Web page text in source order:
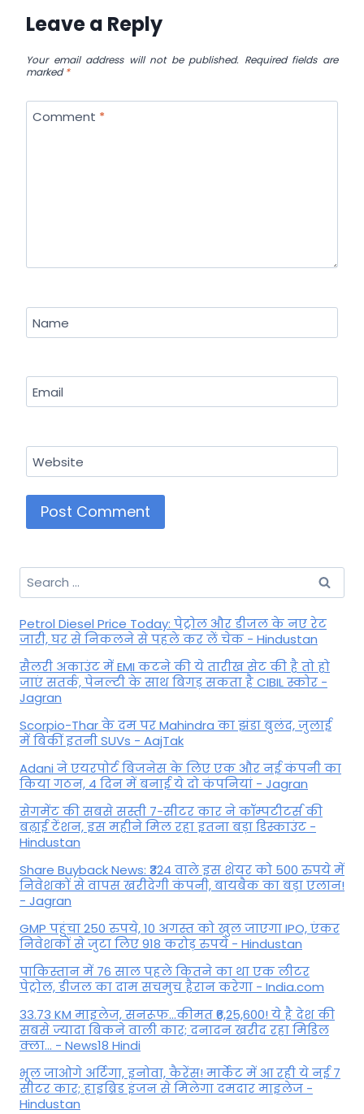
Leave a Reply
Your email address will not be published. Required fields are
marked*
Comment *
Name
Email
Website
Search
for:
Petrol Diesel Price Today: पेट्रोल और डीजल के नए रेट
जारी, घर से निकलने से पहले कर लें चेक - Hindustan
सैलरी अकाउंट में EMI कटने की ये तारीख सेट की है तो हो
जाएं सतर्क, पेनल्टी के साथ बिगड़ सकता है CIBIL स्कोर -
Jagran
Scorpio-Thar के दम पर Mahindra का झंडा बुलंद, जुलाई
में बिकीं इतनी SUVs - AajTak
Adani ने एयरपोर्ट बिजनेस के लिए एक और नई कंपनी का
किया गठन, 4 दिन में बनाई ये दो कंपनियां - Jagran
सेगमेंट की सबसे सस्ती 7-सीटर कार ने कॉम्पटीटर्स की
बढ़ाई टेंशन, इस महीने मिल रहा इतना बड़ा डिस्काउंट -
Hindustan
Share Buyback News: ₹324 वाले इस शेयर को 500 रुपये में
निवेशकों से वापस खरीदेगी कंपनी, बायबैक का बड़ा एलान!
- Jagran
GMP पहुंचा 250 रुपये, 10 अगस्त को खुल जाएगा IPO, एंकर
निवेशकों से जुटा लिए 918 करोड़ रुपये - Hindustan
पाकिस्तान में 76 साल पहले कितने का था एक लीटर
पेट्रोल, डीजल का दाम सचमुच हैरान करेगा - India.com
33.73 KM माइलेज, सनरूफ...कीमत ₹6,25,600! ये है देश की
सबसे ज्यादा बिकने वाली कार; दनादन खरीद रहा मिडिल
क्ला... - News18 Hindi
भूल जाओगे अर्टिगा, इनोवा, कैरेंस! मार्केट में आ रही ये नई 7
सीटर कार; हाइब्रिड इंजन से मिलेगा दमदार माइलेज -
Hindustan